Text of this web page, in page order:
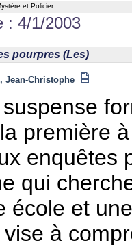
et Policier
: 4/1/2003
pourpres (Les)
Jean-Christophe
première
enquêtes
qui
école et
vise à